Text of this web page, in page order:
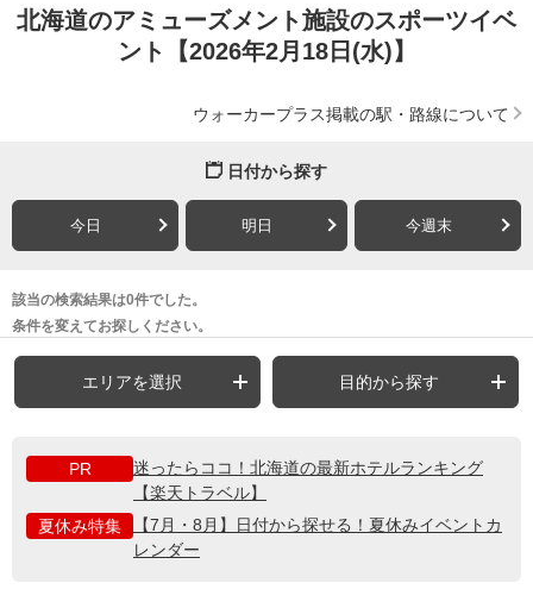
北海道のアミューズメント施設のスポーツイベ
ント【2026年2月18日(水)】
ウォーカープラス掲載の駅・路線について
日付から探す
今日 明日 今週末
該当の検索結果は0件でした。
条件を変えてお探しください。
エリアを選択 目的から探す
PR
迷ったらココ！北海道の最新ホテルランキング
【楽天トラベル】
夏休み特集
【7月・8月】日付から探せる！夏休みイベントカ
レンダー